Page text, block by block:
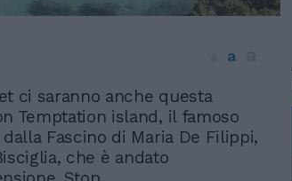
a
ci saranno anche questa
Temptation island, il famoso
Fascino di Maria De Filippi,
che è andato